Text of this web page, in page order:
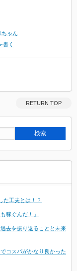
ちゃん
書く
RETURN TOP
た工夫とは！？
稼ぐんだ！」
去を振り返ることと未来
コスパがかなり良かった